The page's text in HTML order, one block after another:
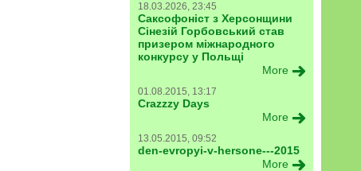
18.03.2026, 23:45
Саксофоніст з Херсонщини
Сінезій Горбовський став
призером міжнародного
конкурсу у Польщі
More
01.08.2015, 13:17
Crazzzy Days
More
13.05.2015, 09:52
den-evropyi-v-hersone---2015
More